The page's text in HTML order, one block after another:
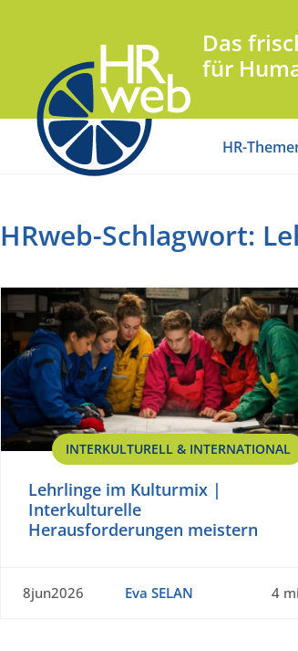
Das
für
HR-
HRweb-Schlagwort:
INTERKULTURELL & INTERNATIONAL
Lehrlinge im Kulturmix |
Interkulturelle
Herausforderungen meistern
8jun2026 Eva SELAN 4